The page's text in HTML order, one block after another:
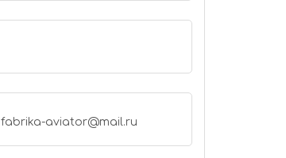
fabrika-aviator@mail.ru